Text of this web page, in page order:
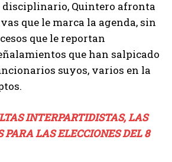
disciplinario, Quintero afronta
que le marca la agenda, sin
que le reportan
que han salpicado
suyos, varios en la
INTERPARTIDISTAS, LAS
PARA LAS ELECCIONES DEL 8